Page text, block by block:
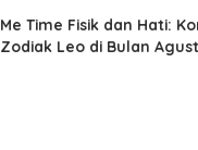
Me Time Fisik dan Hati:
Zodiak Leo di Bulan